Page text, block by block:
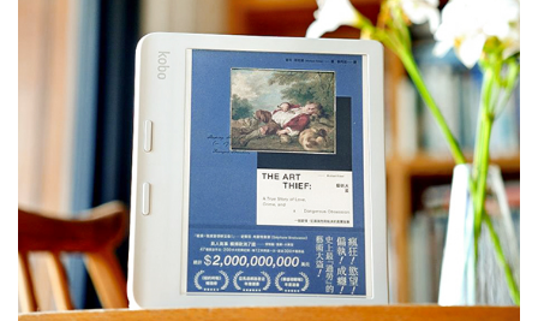
創意出版服務
歷史區